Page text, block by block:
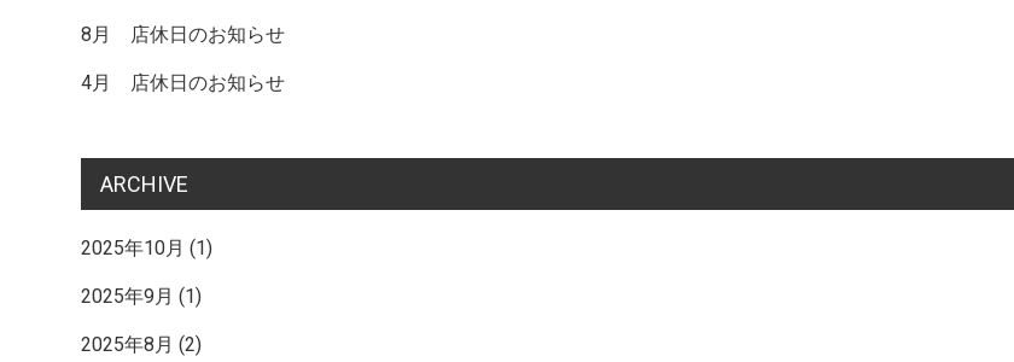
記
事
へ
の
8月 店休日のお知らせ
4月 店休日のお知らせ
ARCHIVE
2025年10月 (1)
2025年9月 (1)
2025年8月 (2)